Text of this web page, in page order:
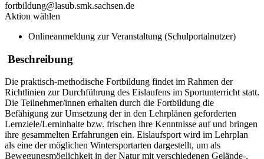
fortbildung@lasub.smk.sachsen.de
Aktion wählen
Onlineanmeldung zur Veranstaltung (Schulportalnutzer)
Beschreibung
Die praktisch-methodische Fortbildung findet im Rahmen der
Richtlinien zur Durchführung des Eislaufens im Sportunterricht statt.
Die Teilnehmer/innen erhalten durch die Fortbildung die
Befähigung zur Umsetzung der in den Lehrplänen geforderten
Lernziele/Lerninhalte bzw. frischen ihre Kenntnisse auf und bringen
ihre gesammelten Erfahrungen ein. Eislaufsport wird im Lehrplan
als eine der möglichen Wintersportarten dargestellt, um als
Bewegungsmöglichkeit in der Natur mit verschiedenen Gelände-,